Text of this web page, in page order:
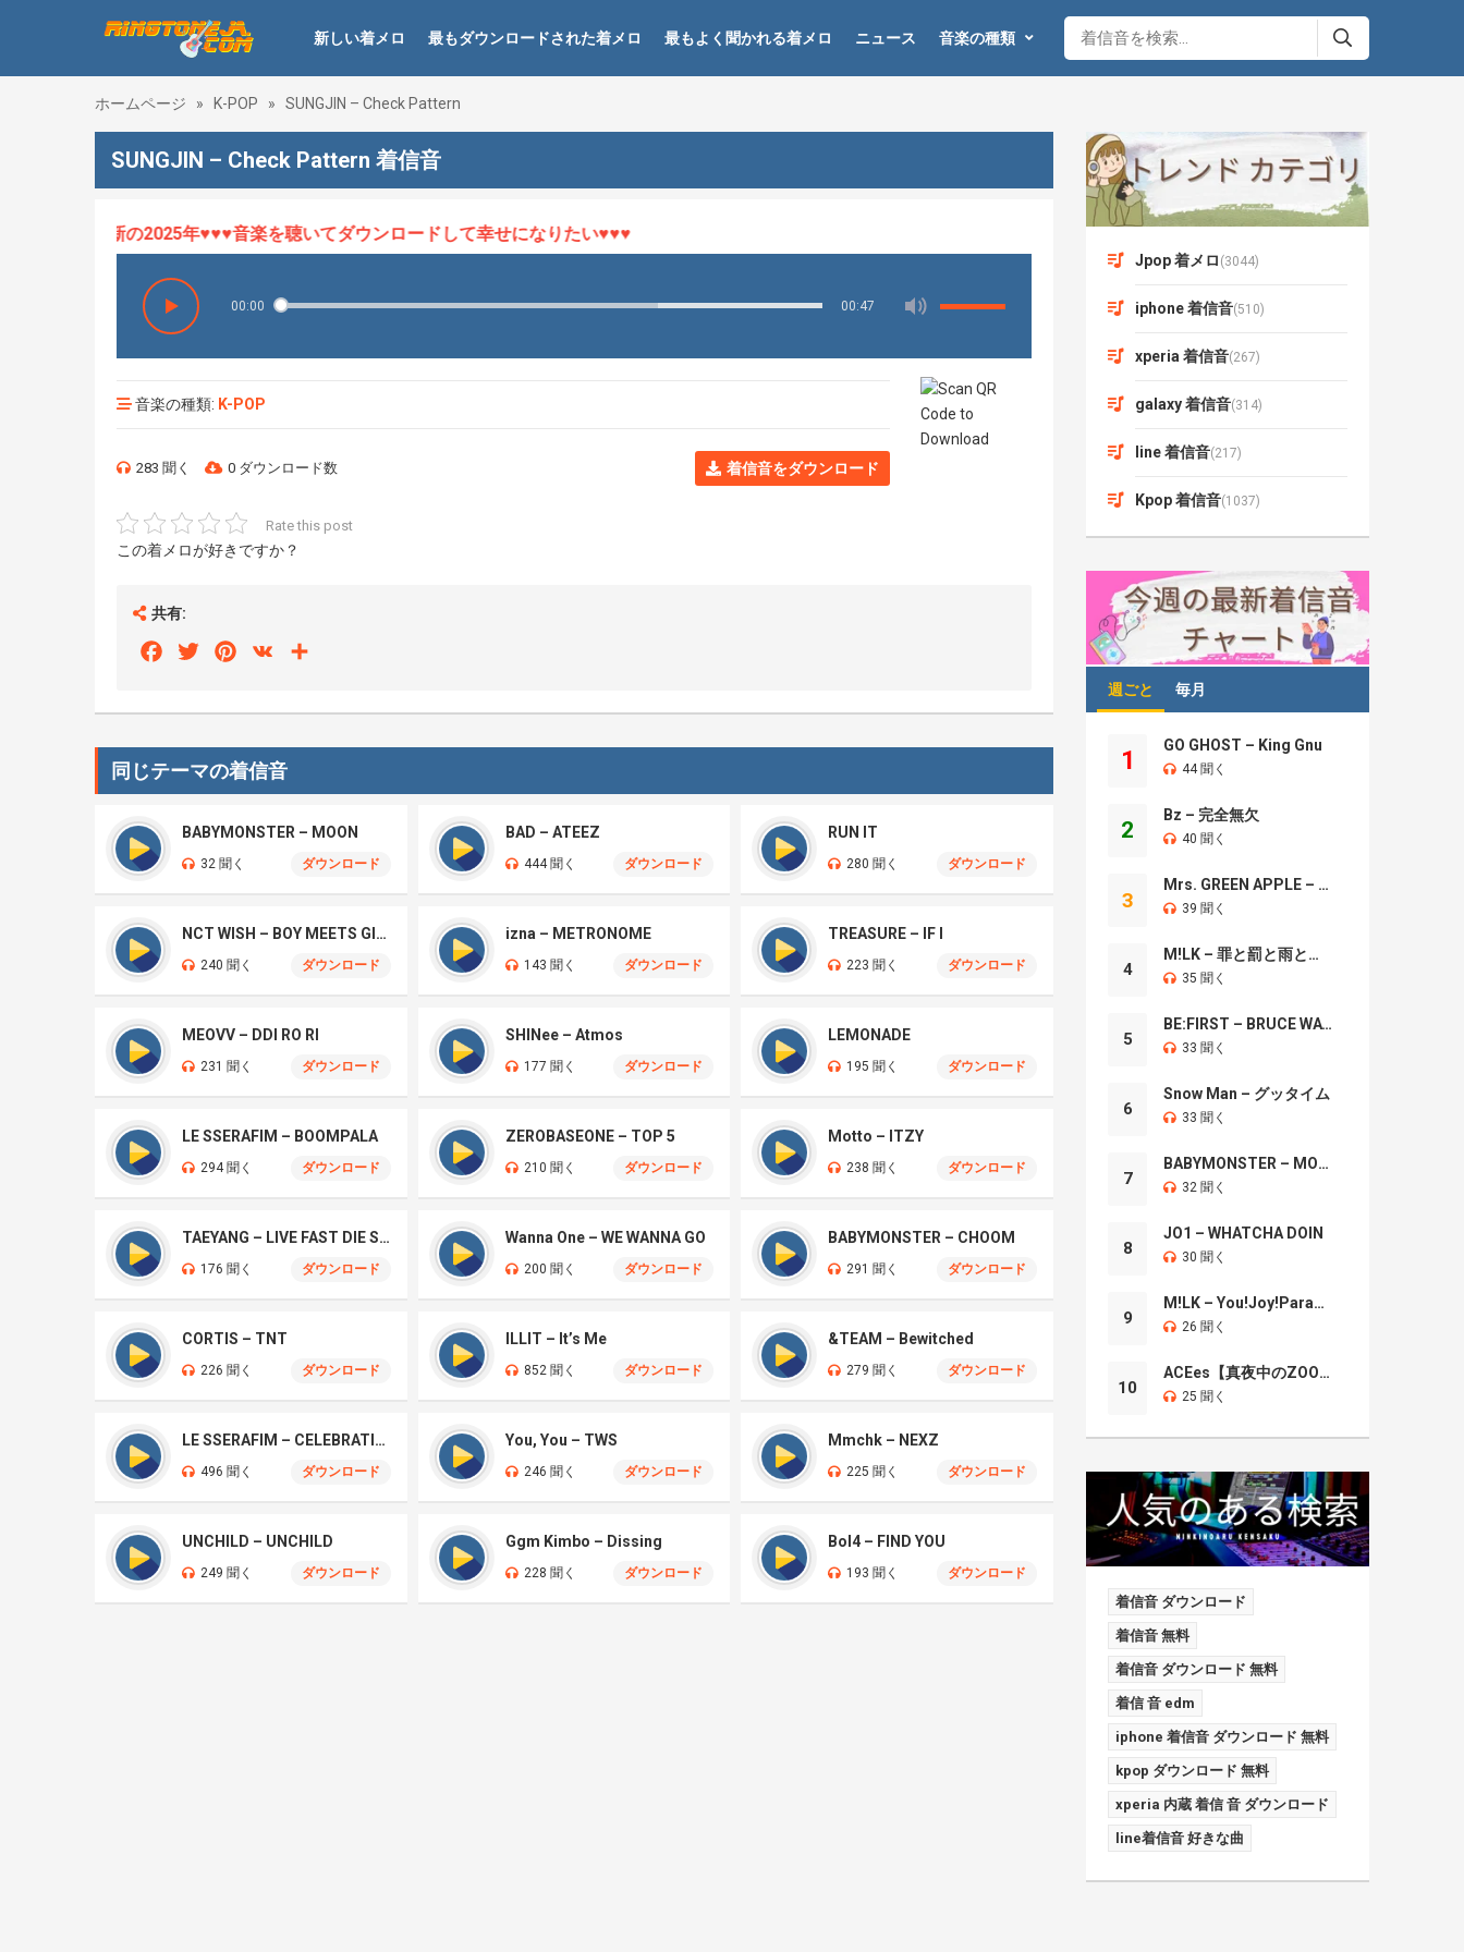
新しい着メロ 最もダウンロードされた着メロ 最もよく聞かれる着メロ ニュース 音楽の種類
ホームページ » K-POP » SUNGJIN – Check Pattern
SUNGJIN – Check Pattern 着信音
HOT、最新の2025年♥♥♥音楽を聴いてダウンロードして幸せになりたい♥♥♥
00:00 00:47
音楽の種類: K-POP
283 聞く 0 ダウンロード数 着信音をダウンロード
Rate this post
この着メロが好きですか？
共有:
FacebookTwitterPinterest
VK
同じテーマの着信音
BABYMONSTER – MOON
32 聞く ダウンロード
BAD – ATEEZ
444 聞く ダウンロード
RUN IT
280 聞く ダウンロード
NCT WISH – BOY MEETS GIRL
240 聞く ダウンロード
izna – METRONOME
143 聞く ダウンロード
TREASURE – IF I
223 聞く ダウンロード
MEOVV – DDI RO RI
231 聞く ダウンロード
SHINee – Atmos
177 聞く ダウンロード
LEMONADE
195 聞く ダウンロード
LE SSERAFIM – BOOMPALA
294 聞く ダウンロード
ZEROBASEONE – TOP 5
210 聞く ダウンロード
Motto – ITZY
238 聞く ダウンロード
TAEYANG – LIVE FAST DIE SLOW
176 聞く ダウンロード
Wanna One – WE WANNA GO
200 聞く ダウンロード
BABYMONSTER – CHOOM
291 聞く ダウンロード
CORTIS – TNT
226 聞く ダウンロード
ILLIT – It’s Me
852 聞く ダウンロード
&TEAM – Bewitched
279 聞く ダウンロード
LE SSERAFIM – CELEBRATION
496 聞く ダウンロード
You, You – TWS
246 聞く ダウンロード
Mmchk – NEXZ
225 聞く ダウンロード
UNCHILD – UNCHILD
249 聞く ダウンロード
Ggm Kimbo – Dissing
228 聞く ダウンロード
Bol4 – FIND YOU
193 聞く ダウンロード
Jpop 着メロ (3044)
iphone 着信音(510)
xperia 着信音(267)
galaxy 着信音(314)
line 着信音(217)
Kpop 着信音(1037)
週ごと 毎月
1
GO GHOST – King Gnu
44 聞く
2
Bz – 完全無欠
40 聞く
3
Mrs. GREEN APPLE – Brand New
39 聞く
4
M!LK – 罪と罰と雨とキス
35 聞く
5
BE:FIRST – BRUCE WAYNE
33 聞く
6
Snow Man – グッタイム
33 聞く
7
BABYMONSTER – MOON
32 聞く
8
JO1 – WHATCHA DOIN
30 聞く
9
M!LK – You!Joy!Parade!
26 聞く
10
ACEes【真夜中のZOO】
25 聞く
着信音 ダウンロード
着信音 無料
着信音 ダウンロード 無料
着信 音 edm
iphone 着信音 ダウンロード 無料
kpop ダウンロード 無料
xperia 内蔵 着信 音 ダウンロード
line着信音 好きな曲